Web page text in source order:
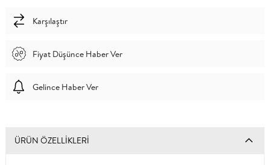
Karşılaştır
Fiyat Düşünce Haber Ver
Gelince Haber Ver
ÜRÜN ÖZELLIKLERI